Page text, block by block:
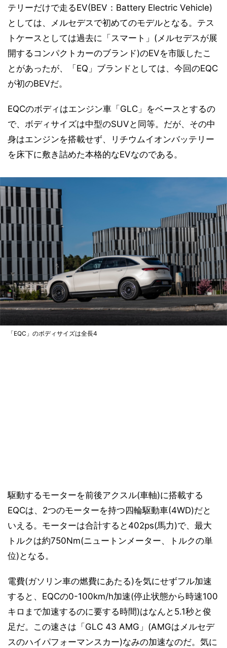
テリーだけで走るEV(BEV：Battery Electric Vehicle)
としては、メルセデスで初めてのモデルとなる。テス
トケースとしては過去に「スマート」(メルセデスが展
開するコンパクトカーのブランド)のEVを市販したこ
とがあったが、「EQ」ブランドとしては、今回のEQC
が初のBEVだ。
EQCのボディはエンジン車「GLC」をベースとするの
で、ボディサイズは中型のSUVと同等。だが、その中
身はエンジンを搭載せず、リチウムイオンバッテリー
を床下に敷き詰めた本格的なEVなのである。
「EQC」のボディサイズは全長4
駆動するモーターを前後アクスル(車軸)に搭載する
EQCは、2つのモーターを持つ四輪駆動車(4WD)だと
いえる。モーターは合計すると402ps(馬力)で、最大
トルクは約750Nm(ニュートンメーター、トルクの単
位)となる。
電費(ガソリン車の燃費にあたる)を気にせずフル加速
すると、EQCの0-100km/h加速(停止状態から時速100
キロまで加速するのに要する時間)はなんと5.1秒と俊
足だ。この速さは「GLC 43 AMG」(AMGはメルセデ
スのハイパフォーマンスカー)なみの加速なのだ。気に